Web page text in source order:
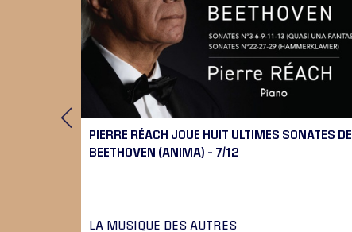
PIERRE RÉACH JOUE HUIT ULTIMES SONATES DE
BEETHOVEN (ANIMA) – 7/12
LA MUSIQUE DES AUTRES